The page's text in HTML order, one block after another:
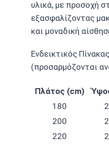
υλικά, με προσοχή
εξασφαλίζοντας
και μοναδική
Ενδεικτικός
(προσαρμόζονται
Πλάτος (cm)
180
200
220